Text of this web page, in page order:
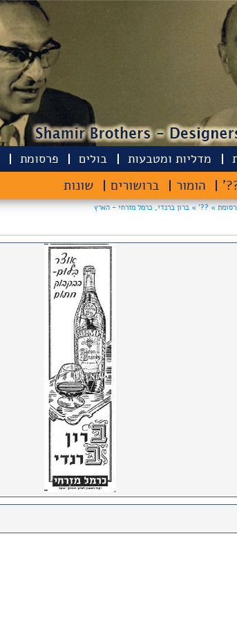
מדליות ומטבעות בולים פרסומת
הומור ברושורים שונות
»
??' »ברון ברנדי, כרמל מזרחי - הארץ